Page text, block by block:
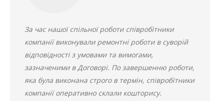
За час нашої спільної роботи співробітники
компанії виконували ремонтні роботи в суворій
відповідності з умовами та вимогами,
зазначеними в Договорі. По завершенню роботи,
яка була виконана строго в термін, співробітники
компанії оперативно склали кошторису.